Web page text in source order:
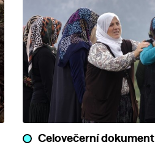
Celovečerní dokument